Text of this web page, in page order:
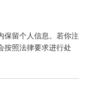
保留个人信息。若你注
按照法律要求进行处